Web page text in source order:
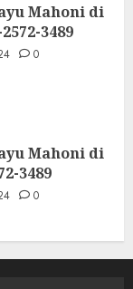
Mahoni di
3489
0
Mahoni di
3489
0